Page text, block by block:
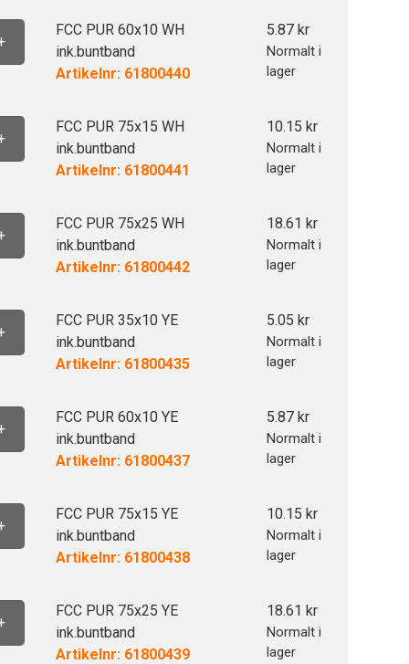
FCC PUR 60x10 WH
ink.buntband
Artikelnr: 61800440
5.87 kr
Normalt i
lager
FCC PUR 75x15 WH
ink.buntband
Artikelnr: 61800441
10.15 kr
Normalt i
lager
FCC PUR 75x25 WH
ink.buntband
Artikelnr: 61800442
18.61 kr
Normalt i
lager
FCC PUR 35x10 YE
ink.buntband
Artikelnr: 61800435
5.05 kr
Normalt i
lager
FCC PUR 60x10 YE
ink.buntband
Artikelnr: 61800437
5.87 kr
Normalt i
lager
FCC PUR 75x15 YE
ink.buntband
Artikelnr: 61800438
10.15 kr
Normalt i
lager
FCC PUR 75x25 YE
ink.buntband
Artikelnr: 61800439
18.61 kr
Normalt i
lager